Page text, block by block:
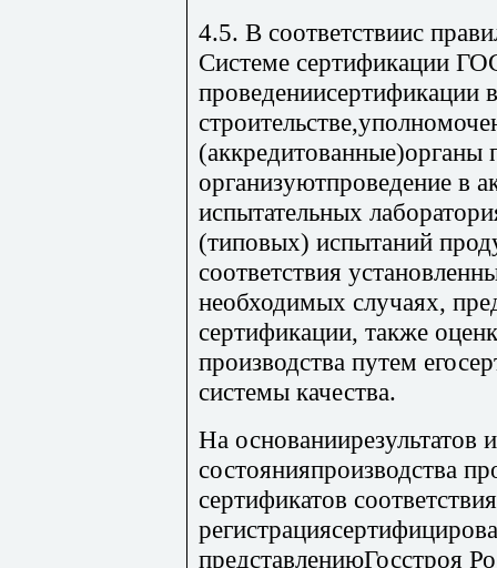
4.5. В соответствиис
Системе сертификации
проведениисертификации в
строительстве,уполномоче
(аккредитованные)органы
организуютпроведение в
испытательных
(типовых) испытаний
соответствия
необходимых случаях,
сертификации, также
производства путем
системы качества.
На основаниирезультатов
состоянияпроизводства
сертификатов
представлениюГосстроя